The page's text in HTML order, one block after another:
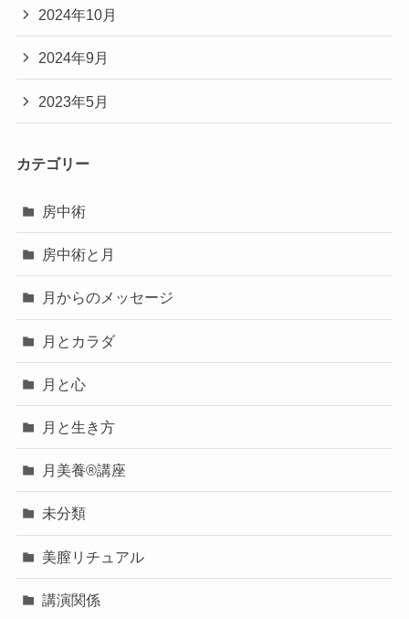
2024年10月
2024年9月
2023年5月
カテゴリー
房中術
房中術と月
月からのメッセージ
月とカラダ
月と心
月と生き方
月美養®講座
未分類
美膣リチュアル
講演関係